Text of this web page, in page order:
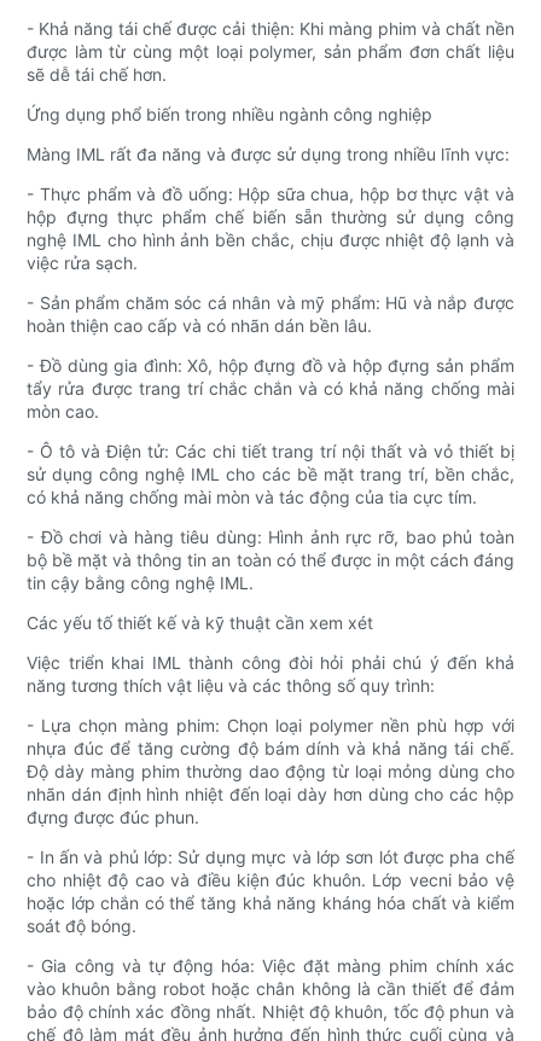
- Khả năng tái chế được cải thiện: Khi màng phim và chất nền
được làm từ cùng một loại polymer, sản phẩm đơn chất liệu
sẽ dễ tái chế hơn.
Ứng dụng phổ biến trong nhiều ngành công nghiệp
Màng IML rất đa năng và được sử dụng trong nhiều lĩnh vực:
- Thực phẩm và đồ uống: Hộp sữa chua, hộp bơ thực vật và
hộp đựng thực phẩm chế biến sẵn thường sử dụng công
nghệ IML cho hình ảnh bền chắc, chịu được nhiệt độ lạnh và
việc rửa sạch.
- Sản phẩm chăm sóc cá nhân và mỹ phẩm: Hũ và nắp được
hoàn thiện cao cấp và có nhãn dán bền lâu.
- Đồ dùng gia đình: Xô, hộp đựng đồ và hộp đựng sản phẩm
tẩy rửa được trang trí chắc chắn và có khả năng chống mài
mòn cao.
- Ô tô và Điện tử: Các chi tiết trang trí nội thất và vỏ thiết bị
sử dụng công nghệ IML cho các bề mặt trang trí, bền chắc,
có khả năng chống mài mòn và tác động của tia cực tím.
- Đồ chơi và hàng tiêu dùng: Hình ảnh rực rỡ, bao phủ toàn
bộ bề mặt và thông tin an toàn có thể được in một cách đáng
tin cậy bằng công nghệ IML.
Các yếu tố thiết kế và kỹ thuật cần xem xét
Việc triển khai IML thành công đòi hỏi phải chú ý đến khả
năng tương thích vật liệu và các thông số quy trình:
- Lựa chọn màng phim: Chọn loại polymer nền phù hợp với
nhựa đúc để tăng cường độ bám dính và khả năng tái chế.
Độ dày màng phim thường dao động từ loại mỏng dùng cho
nhãn dán định hình nhiệt đến loại dày hơn dùng cho các hộp
đựng được đúc phun.
- In ấn và phủ lớp: Sử dụng mực và lớp sơn lót được pha chế
cho nhiệt độ cao và điều kiện đúc khuôn. Lớp vecni bảo vệ
hoặc lớp chắn có thể tăng khả năng kháng hóa chất và kiểm
soát độ bóng.
- Gia công và tự động hóa: Việc đặt màng phim chính xác
vào khuôn bằng robot hoặc chân không là cần thiết để đảm
bảo độ chính xác đồng nhất. Nhiệt độ khuôn, tốc độ phun và
chế độ làm mát đều ảnh hưởng đến hình thức cuối cùng và